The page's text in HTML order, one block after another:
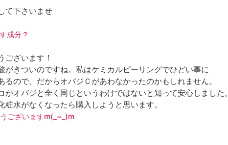
て下さいませ
成分？
ございます！
がきついのですね。私はケミカルピーリングでひどい事に
るので、だからオバジＣがあわなかったのかもしれません。
がオバジと全く同じというわけではないと知って安心しました。
粧水がなくなったら購入しようと思います。
ございますm(_~_)m